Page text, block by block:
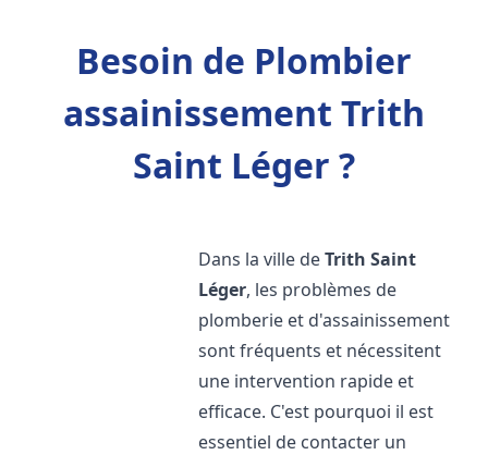
Besoin de Plombier
assainissement Trith
Saint Léger ?
Dans la ville deTrith Saint
Léger, les problèmes de
plomberie et d'assainissement
sont fréquents et nécessitent
une intervention rapide et
efficace. C'est pourquoi il est
essentiel de contacter un